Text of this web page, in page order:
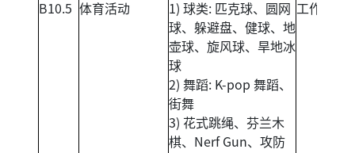
B10.5 体育活动
1) 球类: 匹克球、圆网
球、躲避盘、健球、地
壶球、旋风球、旱地冰
球
2) 舞蹈: K-pop 舞蹈、
街舞
3) 花式跳绳、芬兰木
棋、Nerf Gun、攻防
工作坊